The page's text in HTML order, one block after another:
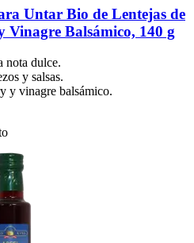
Untar Bio de Lentejas de
Vinagre Balsámico, 140 g
nota dulce.
y salsas.
y vinagre balsámico.